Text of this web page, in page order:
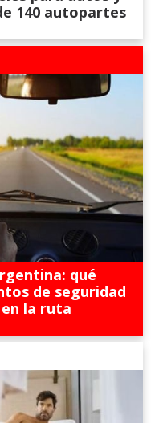
140 autopartes
qué
de seguridad
la ruta